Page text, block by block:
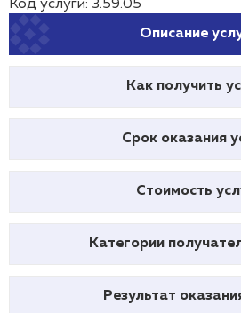
Код услуги: 3.59.05
Описание
Как получить
Срок оказания
Стоимость
Категории
Результат